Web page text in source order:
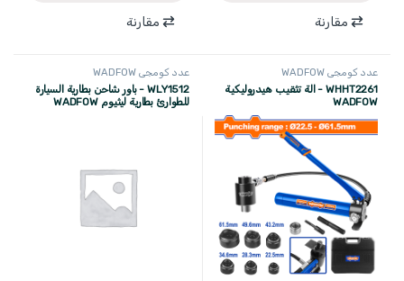
مقارنة مقارنة
عدد كومجي WADFOW
WHHT2261 - الة تثقيب هيدروليكية
WADFOW
عدد كومجي WADFOW
WLY1512 - باور شاحن بطارية السيارة
للطوارئ بطارية ليثيوم WADFOW